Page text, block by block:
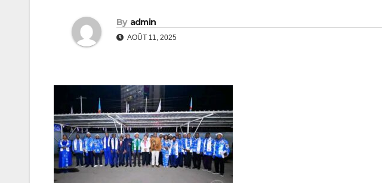
By admin
AOÛT 11, 2025